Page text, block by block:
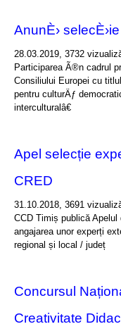
AnunÈ› selecÈ›ie
28.03.2019, 3732
Participarea Ã®n cadrul
Consiliului Europei cu
pentru culturÄƒ
interculturalâ€
Apel selecție
CRED
31.10.2018, 3691
CCD Timiș publică
angajarea unor experți
regional și local / județ
Concursul
Creativitate